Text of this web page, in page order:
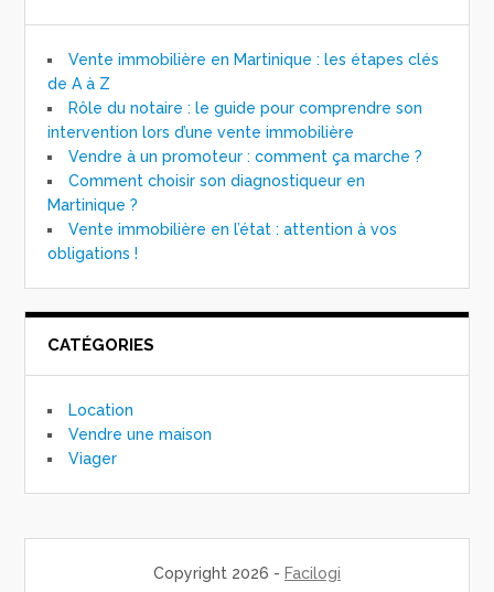
Vente immobilière en Martinique : les étapes clés
de A à Z
Rôle du notaire : le guide pour comprendre son
intervention lors d’une vente immobilière
Vendre à un promoteur : comment ça marche ?
Comment choisir son diagnostiqueur en
Martinique ?
Vente immobilière en l’état : attention à vos
obligations !
CATÉGORIES
Location
Vendre une maison
Viager
Copyright 2026 - Facilogi